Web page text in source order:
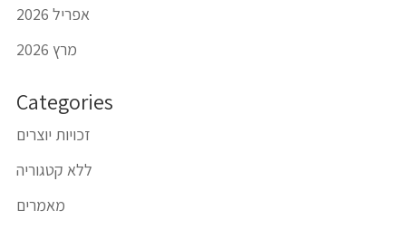
אפריל 2026
מרץ 2026
Categories
זכויות יוצרים
ללא קטגוריה
מאמרים